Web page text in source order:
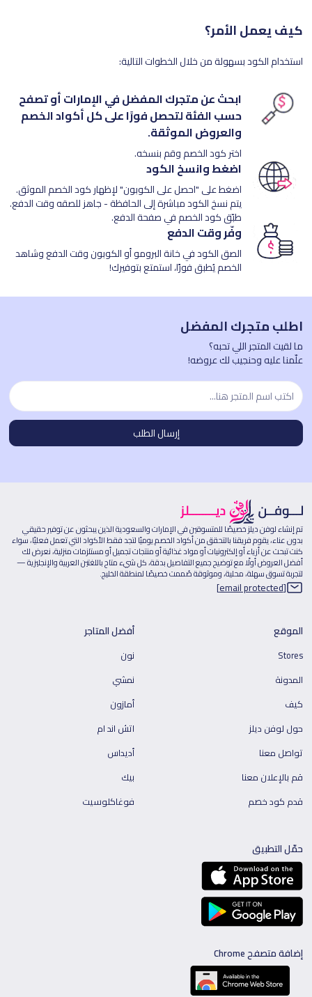
كيف يعمل الأمر؟
استخدام الكود بسهولة من خلال الخطوات التالية:
ابحث عن متجرك المفضل في الإمارات أو تصفح
حسب الفئة لتحصل فورًا على كل أكواد الخصم
والعروض الموثقة.
اختر كود الخصم وقم بنسخه.
اضغط وانسخ الكود
اضغط على "احصل على الكوبون" لإظهار كود الخصم الموثق.
يتم نسخ الكود مباشرة إلى الحافظة - جاهز للصقه وقت الدفع.
طبّق كود الخصم في صفحة الدفع.
وفّر وقت الدفع
الصق الكود في خانة البرومو أو الكوبون وقت الدفع وشاهد
الخصم يُطبق فورًا، استمتع بتوفيرك!
اطلب متجرك المفضل
ما لقيت المتجر اللي تحبه؟
علّمنا عليه وحنجيب لك عروضه!
تم إنشاء لوفن ديلز خصيصًا للمتسوقين في الإمارات والسعودية الذين يبحثون عن توفير حقيقي
بدون عناء، يقوم فريقنا بالتحقق من أكواد الخصم يوميًا لتجد فقط الأكواد التي تعمل فعليًا، سواء
كنت تبحث عن أزياء أو إلكترونيات أو مواد غذائية أو منتجات تجميل أو مستلزمات منزلية، نعرض لك
أفضل العروض أولًا مع توضيح جميع التفاصيل بدقة، كل شيء متاح باللغتين العربية والإنجليزية —
لتجربة تسوق سهلة، محلية، وموثوقة صُممت خصيصًا لمنطقة الخليج.
[email protected]
الموقع
Stores
المدونة
كيف
حول لوفن ديلز
تواصل معنا
قم بالإعلان معنا
قدم كود خصم
أفضل المتاجر
نون
نمشي
أمازون
اتش اند ام
أديداس
بيك
فوغاكلوسيت
حمّل التطبيق
إضافة متصفح Chrome